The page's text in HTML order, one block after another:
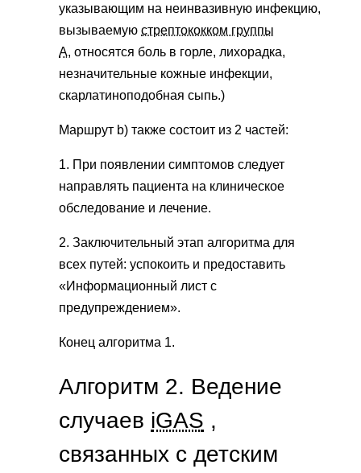
указывающим на неинвазивную инфекцию,
вызываемую стрептококком группы
А, относятся боль в горле, лихорадка,
незначительные кожные инфекции,
скарлатиноподобная сыпь.)
Маршрут b) также состоит из 2 частей:
1. При появлении симптомов следует
направлять пациента на клиническое
обследование и лечение.
2. Заключительный этап алгоритма для
всех путей: успокоить и предоставить
«Информационный лист с
предупреждением».
Конец алгоритма 1.
Алгоритм 2. Ведение
случаев iGAS ,
связанных с детским